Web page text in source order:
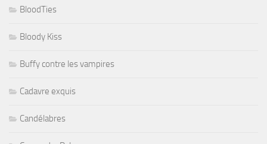
BloodTies
Bloody Kiss
Buffy contre les vampires
Cadavre exquis
Candélabres